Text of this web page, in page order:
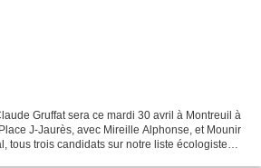
Gruffat sera ce mardi 30 avril à Montreuil à
J-Jaurès, avec Mireille Alphonse, et Mounir
tous trois candidats sur notre liste écologiste